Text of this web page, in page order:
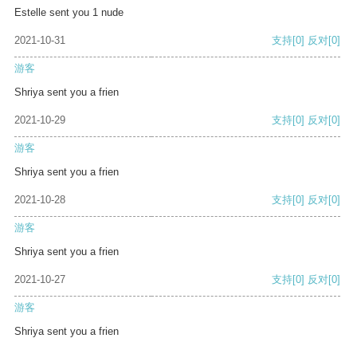
Estelle sent you 1 nude
2021-10-31 支持[0] 反对[0]
游客
Shriya sent you a frien
2021-10-29 支持[0] 反对[0]
游客
Shriya sent you a frien
2021-10-28 支持[0] 反对[0]
游客
Shriya sent you a frien
2021-10-27 支持[0] 反对[0]
游客
Shriya sent you a frien